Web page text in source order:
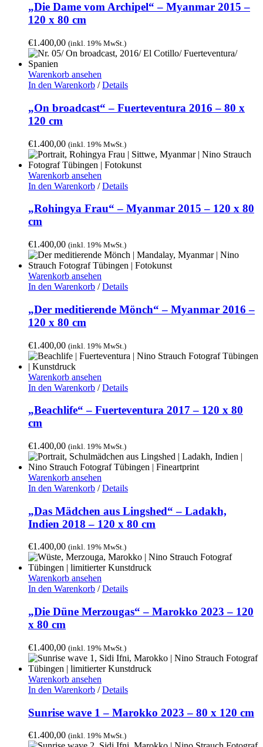
„Die Dame vom Archipel“ – Myanmar 2015 –
120 x 80 cm
€1.400,00 (inkl. 19% MwSt.)
Warenkorb ansehen
In den Warenkorb / Details
„On broadcast“ – Fuerteventura 2016 – 80 x
120 cm
€1.400,00 (inkl. 19% MwSt.)
Warenkorb ansehen
In den Warenkorb / Details
„Rohingya Frau“ – Myanmar 2015 – 120 x 80
cm
€1.400,00 (inkl. 19% MwSt.)
Warenkorb ansehen
In den Warenkorb / Details
„Der meditierende Mönch“ – Myanmar 2016 –
120 x 80 cm
€1.400,00 (inkl. 19% MwSt.)
Warenkorb ansehen
In den Warenkorb / Details
„Beachlife“ – Fuerteventura 2017 – 120 x 80
cm
€1.400,00 (inkl. 19% MwSt.)
Warenkorb ansehen
In den Warenkorb / Details
„Das Mädchen aus Lingshed“ – Ladakh,
Indien 2018 – 120 x 80 cm
€1.400,00 (inkl. 19% MwSt.)
Warenkorb ansehen
In den Warenkorb / Details
„Die Düne Merzougas“ – Marokko 2023 – 120
x 80 cm
€1.400,00 (inkl. 19% MwSt.)
Warenkorb ansehen
In den Warenkorb / Details
Sunrise wave 1 – Marokko 2023 – 80 x 120 cm
€1.400,00 (inkl. 19% MwSt.)